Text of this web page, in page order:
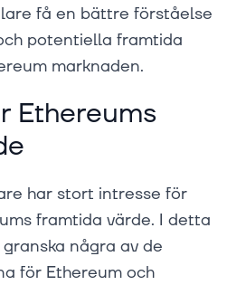
få en bättre förståelse
potentiella framtida
marknaden.
Ethereums
har stort intresse för
framtida värde. I detta
några av de
för Ethereum och